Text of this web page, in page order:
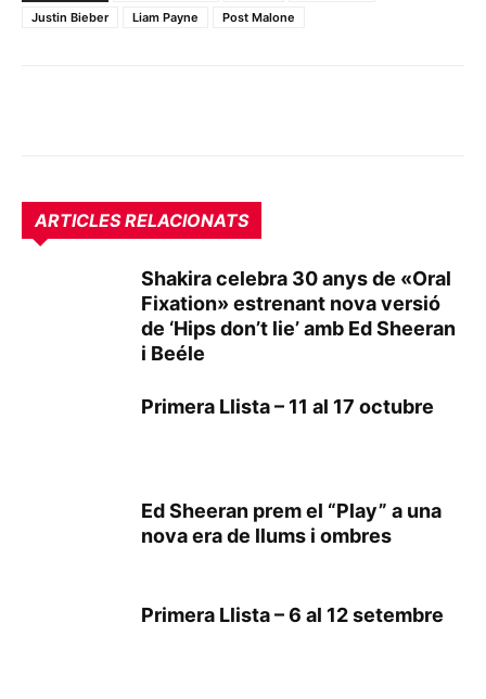
Justin Bieber
Liam Payne Post Malone
ARTICLES RELACIONATS
Shakira celebra 30 anys de «Oral
Fixation» estrenant nova versió
de ‘Hips don’t lie’ amb Ed Sheeran
i Beéle
Primera Llista – 11 al 17 octubre
Ed Sheeran prem el “Play” a una
nova era de llums i ombres
Primera Llista – 6 al 12 setembre